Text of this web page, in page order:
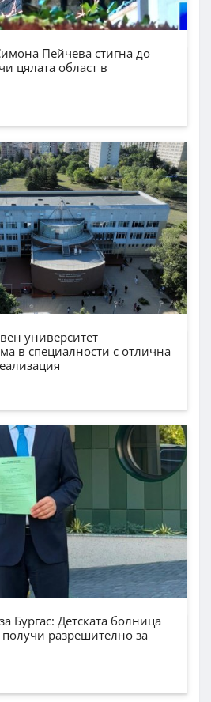
Пейчева стигна до
цялата област в
университет
в специалности с отлична
Бургас: Детската болница
получи разрешително за